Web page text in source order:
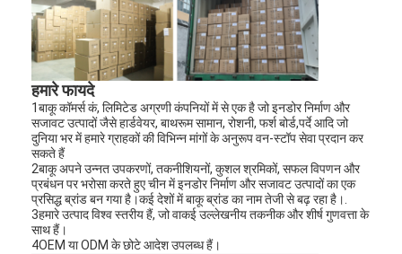
फर्नीचर के हैंडल और कुंजी
हैंडबैग सामान हार्डवेयर
रीसेट करने योग्य संयोजन ताला
हमारे फायदे
1बाकू कॉमर्स कं, लिमिटेड अग्रणी कंपनियों में से एक है जो इनडोर निर्माण और
सजावट उत्पादों जैसे हार्डवेयर, बाथरूम सामान, रोशनी, फर्श बोर्ड,पर्दे आदि जो
दुनिया भर में हमारे ग्राहकों की विभिन्न मांगों के अनुरूप वन-स्टॉप सेवा प्रदान कर
सकते हैं
2बाकू अपने उन्नत उपकरणों, तकनीशियनों, कुशल श्रमिकों, सफल विपणन और
प्रबंधन पर भरोसा करते हुए चीन में इनडोर निर्माण और सजावट उत्पादों का एक
प्रसिद्ध ब्रांड बन गया है।कई देशों में बाकू ब्रांड का नाम तेजी से बढ़ रहा है।.
3हमारे उत्पाद विश्व स्तरीय हैं, जो वाकई उल्लेखनीय तकनीक और शीर्ष गुणवत्ता के
साथ हैं।
4OEM या ODM के छोटे आदेश उपलब्ध हैं।